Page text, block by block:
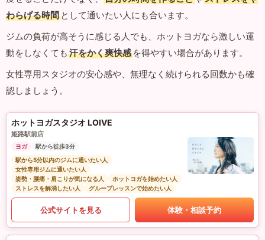
わらげる時間 として通いたい人にも合います。
ジムの負荷が高そうに感じる人でも、ホットヨガなら激しい運
動をしなくても 汗をかく爽快感 を得やすい場合があります。
女性専用スタジオの安心感や、無理なく続けられる回数かも確
認しましょう。
ホットヨガスタジオ LOIVE
姫路駅前店
ヨガ
駅から徒歩3分
駅から5分以内のジムに通いたい人
女性専用ジムに通いたい人
姿勢・腰痛・肩こりが気になる人
ホットヨガを始めたい人
ストレスを解消したい人
グループレッスンで始めたい人
公式サイトを見る 体験・相談予約